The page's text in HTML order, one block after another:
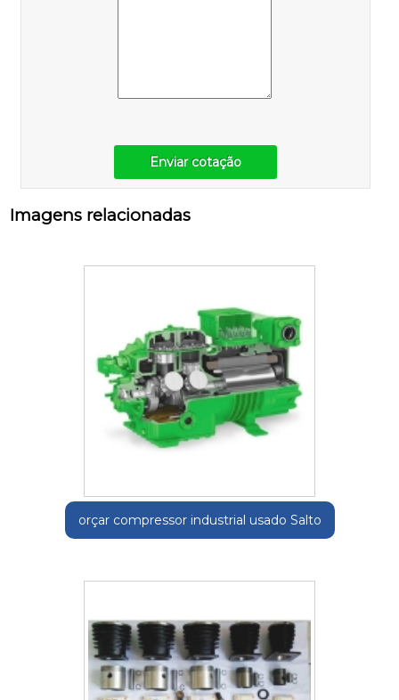
Enviar cotação
Imagens relacionadas
orçar compressor industrial usado Salto